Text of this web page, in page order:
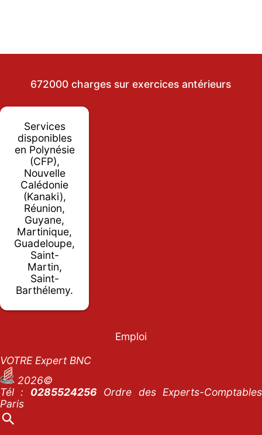
672000 charges sur exercices antérieurs
Services
disponibles
en Polynésie
(CFP),
Nouvelle
Calédonie
(Kanaki),
Réunion,
Guyane,
Martinique,
Guadeloupe,
Saint-
Martin,
Saint-
Barthélemy.
Emploi
VOTRE Expert BNC
2026©
Tél : 0285524256Ordre des Experts-Comptables
Paris